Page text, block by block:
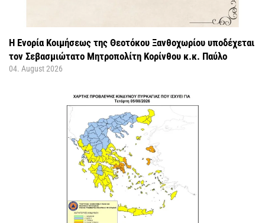
Η Ενορία Κοιμήσεως της Θεοτόκου Ξανθοχωρίου υποδέχεται
τον Σεβασμιώτατο Μητροπολίτη Κορίνθου κ.κ. Παύλο
04. August 2026